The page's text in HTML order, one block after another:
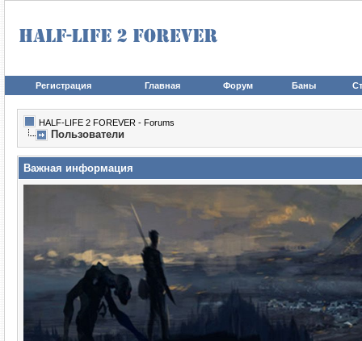
Регистрация Главная Форум Баны
HALF-LIFE 2 FOREVER - Forums
Пользователи
Важная информация